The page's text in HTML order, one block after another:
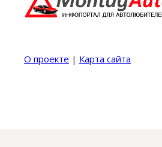
О проекте | Карта сайта